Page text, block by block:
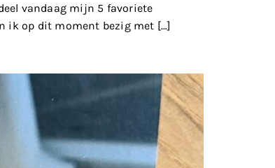
vandaag mijn 5 favoriete
ik op dit moment bezig met […]